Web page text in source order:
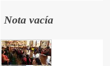
Nota vacía